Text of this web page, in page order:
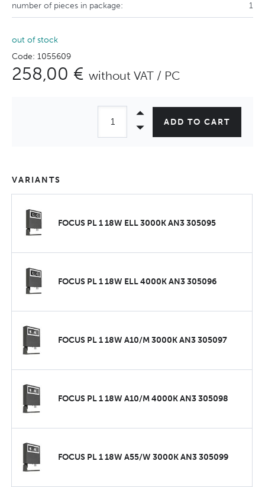
number of pieces in package: 1
out of stock
Code: 1055609
258,00 € without VAT / PC
ADD TO CART
VARIANTS
FOCUS PL 1 18W ELL 3000K AN3 305095
FOCUS PL 1 18W ELL 4000K AN3 305096
FOCUS PL 1 18W A10/M 3000K AN3 305097
FOCUS PL 1 18W A10/M 4000K AN3 305098
FOCUS PL 1 18W A55/W 3000K AN3 305099